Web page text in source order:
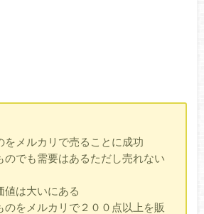
をメルカリで売ることに成功
のでも需要はあるただし売れない
値は大いにある
のをメルカリで２００点以上を販